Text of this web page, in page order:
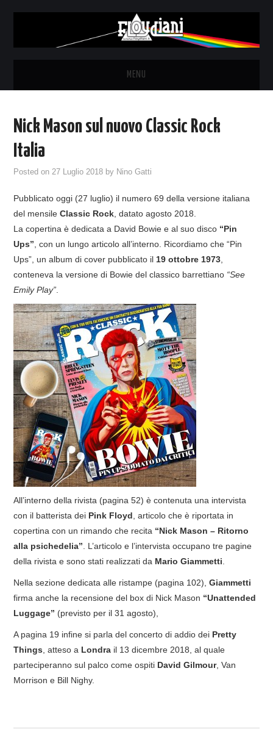
MENU
THE LUNATICS
SYD BARRETT – ALLE SOGLIE
DELL’ALBA
FANZINE
COVER & TRIBUTI
EVENTI
DISCOGRAFIA
LINKS
CONTATTI
RELICS – SFALCI E RAMAGLIE
PINKFLOYDIANE
Nick Mason sul nuovo Classic Rock
Italia
Posted on27 Luglio 2018 by Nino Gatti
Pubblicato oggi (27 luglio) il numero 69 della versione italiana
del mensileClassic Rock , datato agosto 2018.
La copertina è dedicata a David Bowie e al suo disco “Pin
Ups” , con un lungo articolo all’interno. Ricordiamo che “Pin
Ups”, un album di cover pubblicato il 19 ottobre 1973
conteneva la versione di Bowie del classico barrettiano “See
Emily Play”
All’interno della rivista (pagina 52) è contenuta una intervista
con il batterista dei Pink Floyd , articolo che è riportata in
copertina con un rimando che recita “Nick Mason – Ritorno
alla psichedelia” . L’articolo e l’intervista occupano tre pagine
della rivista e sono stati realizzati da Mario Giammetti
Nella sezione dedicata alle ristampe (pagina 102), Giammetti
firma anche la recensione del box di Nick Mason “Unattended
Luggage” (previsto per il 31 agosto),
A pagina 19 infine si parla del concerto di addio dei Pretty
Things , atteso a Londra il 13 dicembre 2018, al quale
parteciperanno sul palco come ospiti David Gilmour, Van
Morrison e Bill Nighy.